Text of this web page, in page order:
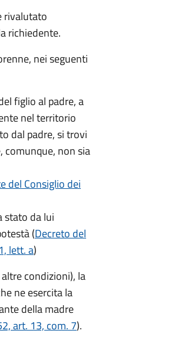
rivalutato
richiedente.
nei seguenti
figlio al padre, a
nel territorio
dal padre, si trovi
comunque, non sia
del Consiglio dei
stato da lui
(Decreto del
lett. a)
condizioni), la
ne esercita la
della madre
art. 13, com. 7).